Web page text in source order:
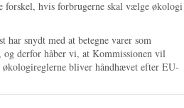
hvis forbrugerne skal vælge økologi
snydt med at betegne varer som
derfor håber vi, at Kommissionen vil
økologireglerne bliver håndhævet efter EU-